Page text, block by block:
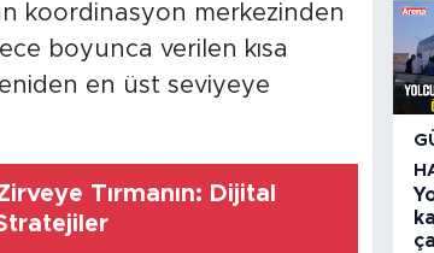
koordinasyon merkezinden
boyunca verilen kısa
en üst seviyeye
Tırmanın: Dijital